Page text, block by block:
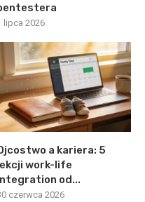
lipca 2026
a kariera: 5
work-life
od...
czerwca 2026